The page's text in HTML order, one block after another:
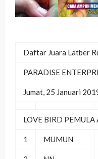
Daftar Juara Latber
PARADISE
Jumat, 25 Januari
LOVE BIRD PEMULA
1 MUMUN